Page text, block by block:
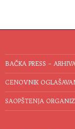
BAČKA PRESS –
CENOVNIK
SAOPŠTENJA